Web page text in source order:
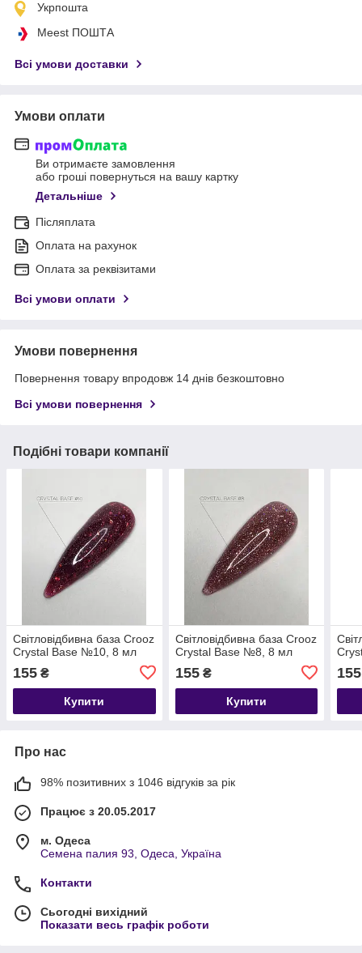
Укрпошта
Meest ПОШТА
Всі умови доставки
Умови оплати
Ви отримаєте замовлення
або гроші повернуться на вашу картку
Детальніше
Післяплата
Оплата на рахунок
Оплата за реквізитами
Всі умови оплати
Умови повернення
Повернення товару впродовж 14 днів безкоштовно
Всі умови повернення
Подібні товари компанії
Світловідбивна база Crooz
Сrystal Base №10, 8 мл
155 ₴
Купити
Світловідбивна база Crooz
Сrystal Base №8, 8 мл
155₴
Купити
155
Про нас
98% позитивних з 1046 відгуків за рік
Працює з 20.05.2017
м. Одеса
Семена палия 93, Одеса, Україна
Контакти
Сьогодні вихідний
Показати весь графік роботи